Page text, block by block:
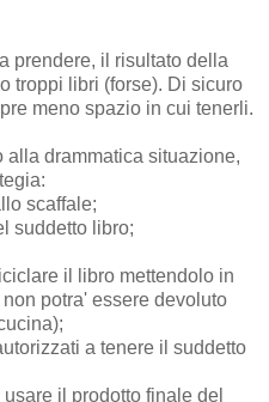
prendere, il risultato della
troppi libri (forse). Di sicuro
meno spazio in cui tenerli.
drammatica situazione,
scaffale;
suddetto libro;
il libro mettendolo in
potra' essere devoluto
a tenere il suddetto
il prodotto finale del